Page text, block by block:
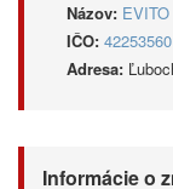
Názov: EVITO
IČO: 42253560
Adresa:
Informácie o